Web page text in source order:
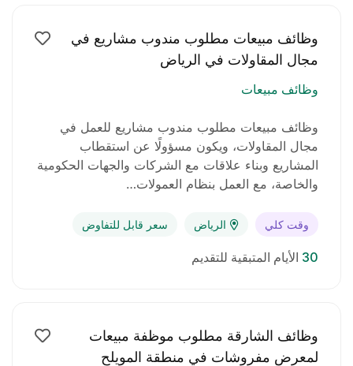
شروط الوظيفة:
خبرة سابقة في مجال مبيعات مواد البناء شرط
مهارات قوية في التواصل والإقناع وبناء العلاقات.
القدرة على العمل تحت الضغط وتحقيق الأهداف.
يفضل وجود رخصة قيادة (إن وجدت).
الالتزام والانضباط في العمل.
سيرة ذاتية محدثة.
وظائف مبيعات مطلوب مندوب مشاريع في
مجال المقاولات في الرياض
وظائف مبيعات
وظائف مبيعات مطلوب مندوب مشاريع للعمل في
مجال المقاولات، ويكون مسؤولًا عن استقطاب
المشاريع وبناء علاقات مع الشركات والجهات الحكومية
والخاصة، مع العمل بنظام العمولات…
وقت كلي الرياض سعر قابل للتفاوض
30 الأيام المتبقية للتقديم
وظائف الشارقة مطلوب موظفة مبيعات
لمعرض مفروشات في منطقة المويلح